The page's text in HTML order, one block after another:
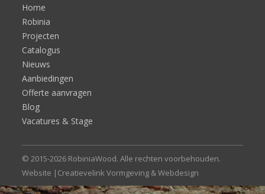
Home
Robinia
Projecten
Catalogus
Nieuws
Aanbiedingen
Offerte aanvragen
Blog
Vacatures & Stage
© 2015-2026 RobiniaWood. Alle rechten voorbehouden.
Website | Creatievelink Vormgeving & Webdesign